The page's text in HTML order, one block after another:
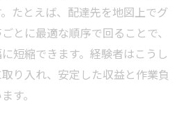
たとえば、配達先を地図上でグ
とに最適な順序で回ることで、
短縮できます。経験者はこうし
り入れ、安定した収益と作業負
す。